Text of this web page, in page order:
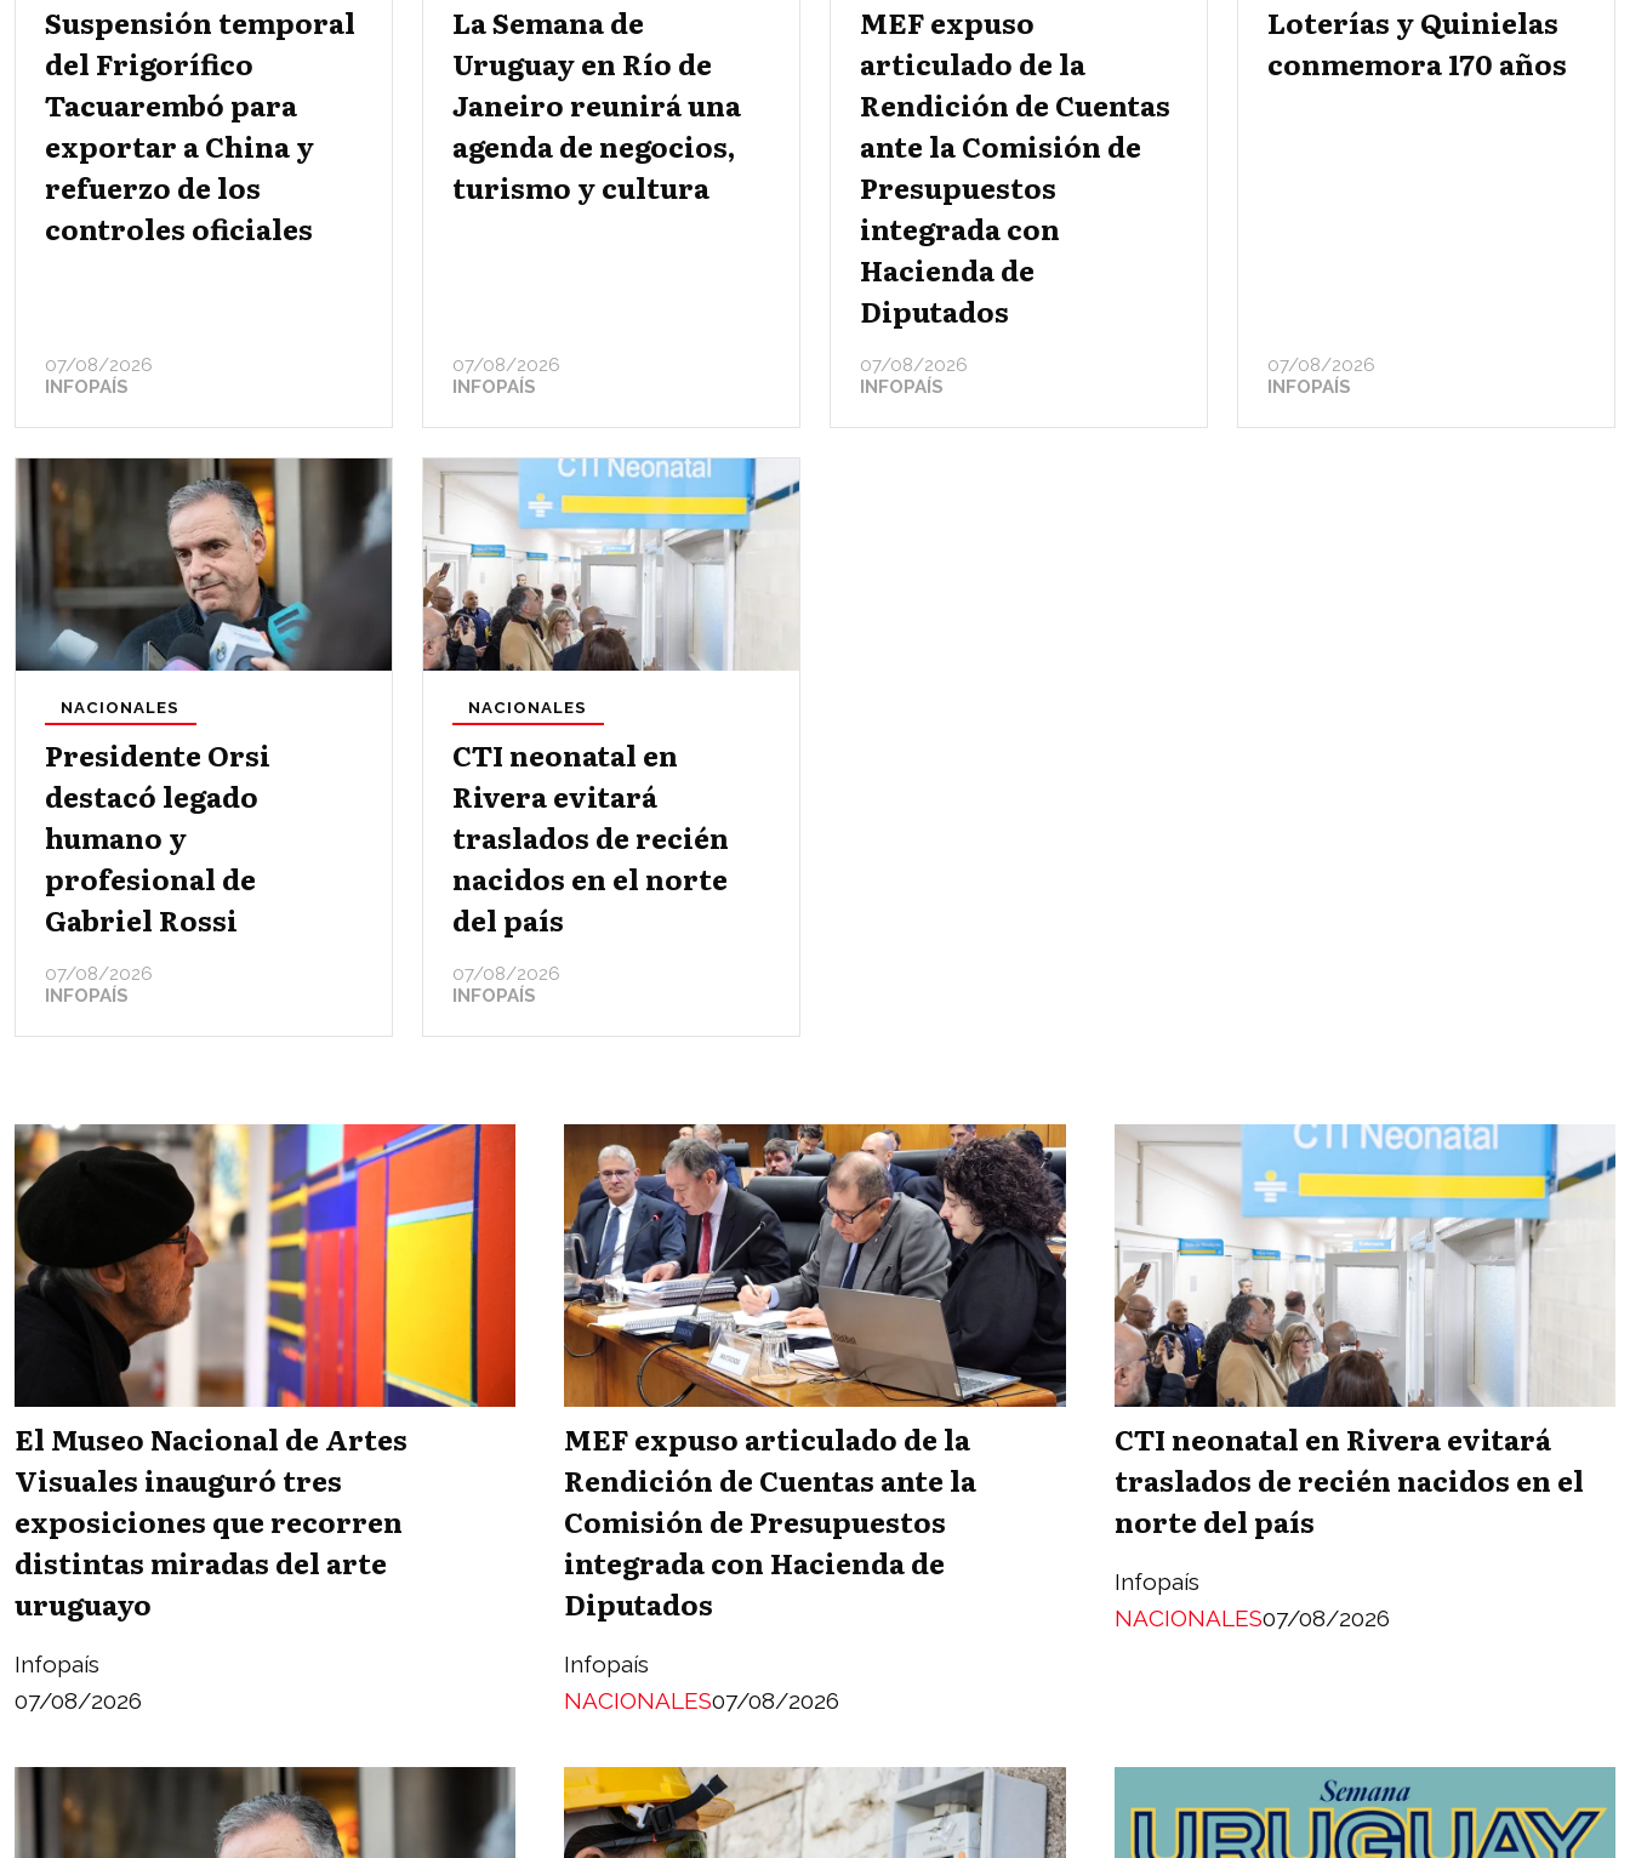
Suspensión temporal
del Frigorífico
Tacuarembó para
exportar a China y
refuerzo de los
controles oficiales
INFOPAÍS
07/08/2026
La Semana de
Uruguay en Río de
Janeiro reunirá una
agenda de negocios,
turismo y cultura
INFOPAÍS
07/08/2026
MEF expuso
articulado de la
Rendición de Cuentas
ante la Comisión de
Presupuestos
integrada con
Hacienda de
Diputados
INFOPAÍS
07/08/2026
Loterías y Quinielas
conmemora 170 años
INFOPAÍS
07/08/2026
Presidente Orsi
destacó legado
humano y
profesional de
Gabriel Rossi
INFOPAÍS
NACIONALES
07/08/2026
CTI neonatal en
Rivera evitará
traslados de recién
nacidos en el norte
del país
INFOPAÍS
NACIONALES
07/08/2026
El Museo Nacional de Artes
Visuales inauguró tres
exposiciones que recorren
distintas miradas del arte
uruguayo
Infopaís
07/08/2026
MEF expuso articulado de la
Rendición de Cuentas ante la
Comisión de Presupuestos
integrada con Hacienda de
Diputados
Infopaís
NACIONALES07/08/2026
CTI neonatal en Rivera evitará
traslados de recién nacidos en el
norte del país
Infopaís
NACIONALES07/08/2026